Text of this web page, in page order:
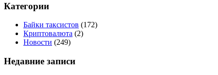
Категории
Байки таксистов (172)
Криптовалюта (2)
Новости (249)
Недавние записи